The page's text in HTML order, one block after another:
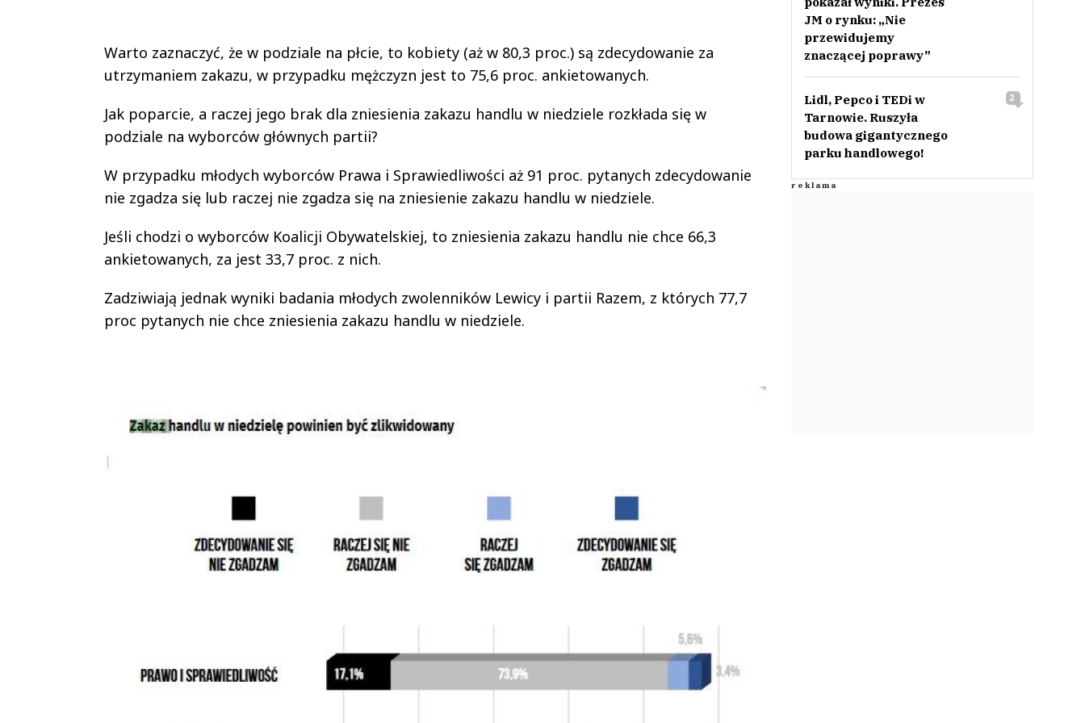
Warto zaznaczyć, że w podziale na płcie, to kobiety (aż w 80,3 proc.) są zdecydowanie za
utrzymaniem zakazu, w przypadku mężczyzn jest to 75,6 proc. ankietowanych.
Jak poparcie, a raczej jego brak dla zniesienia zakazu handlu w niedziele rozkłada się w
podziale na wyborców głównych partii?
W przypadku młodych wyborców Prawa i Sprawiedliwości aż 91 proc. pytanych zdecydowanie
nie zgadza się lub raczej nie zgadza się na zniesienie zakazu handlu w niedziele.
Jeśli chodzi o wyborców Koalicji Obywatelskiej, to zniesienia zakazu handlu nie chce 66,3
ankietowanych, za jest 33,7 proc. z nich.
Zadziwiają jednak wyniki badania młodych zwolenników Lewicy i partii Razem, z których 77,7
proc pytanych nie chce zniesienia zakazu handlu w niedziele.
JM o rynku: „Nie
przewidujemy
znaczącej poprawy”
Lidl, Pepco i TEDi w
Tarnowie. Ruszyła
budowa gigantycznego
parku handlowego!
2